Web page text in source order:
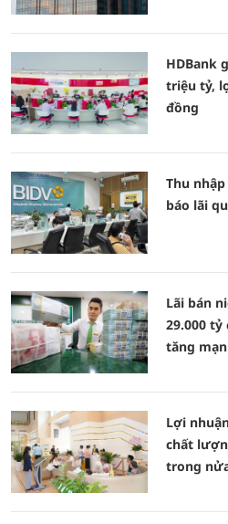
HDBank
triệu tỷ,
đồng
Thu
báo lãi
Lãi bán
29.000
tăng
Lợi
chất
trong